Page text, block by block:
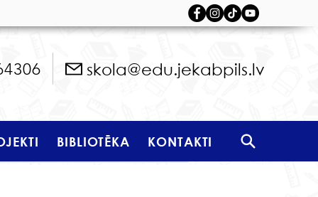
skola@edu.jekabpils.lv
BIBLIOTĒKA KONTAKTI